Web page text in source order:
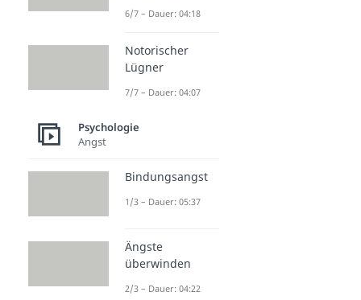
6/7 – Dauer: 04:18
Notorischer
Lügner
7/7 – Dauer: 04:07
Psychologie
Angst
Bindungsangst
1/3 – Dauer: 05:37
Ängste
überwinden
2/3 – Dauer: 04:22